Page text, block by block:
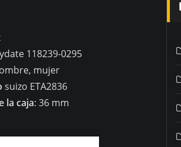
118239-0295
mujer
suizo ETA2836
la caja: 36 mm